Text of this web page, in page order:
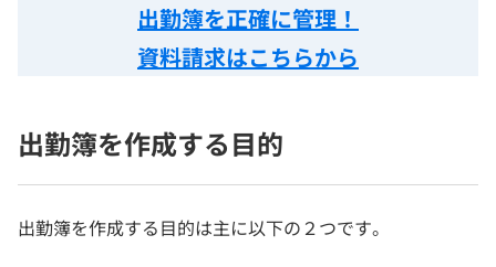
出勤簿を正確に管理！
資料請求はこちらから
出勤簿を作成する目的
出勤簿を作成する目的は主に以下の２つです。